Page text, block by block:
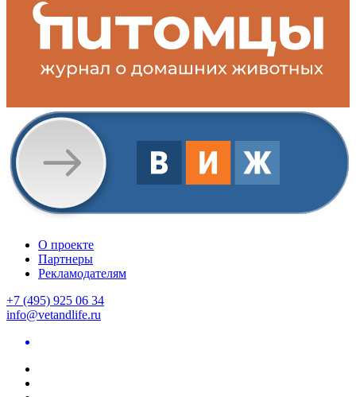
О проекте
Партнеры
Рекламодателям
+7 (495) 925 06 34
info@vetandlife.ru